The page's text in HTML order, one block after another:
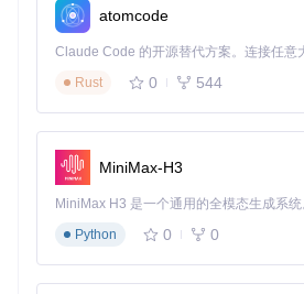
atomcode
Rust
0 544
MiniMax-H3
Python
0 0